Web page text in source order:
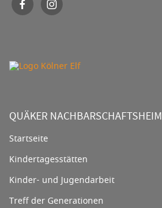
QUÄKER NACHBARSCHAFTSHEIM
Startseite
Kindertagesstätten
Kinder- und Jugendarbeit
Treff der Generationen